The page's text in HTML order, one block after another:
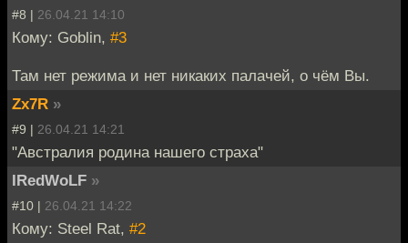
#8 | 26.04.21 14:10
Кому: Goblin, #3
Там нет режима и нет никаких палачей, о чём Вы.
Zx7R »
#9 | 26.04.21 14:21
"Австралия родина нашего страха"
IRedWoLF »
#10 | 26.04.21 14:22
Кому: Steel Rat, #2